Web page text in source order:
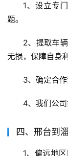
1、设立专
题。
2、提取车
无损，保障自身利
3、确定合
4、我们公
四、邢台到
1、偏远地